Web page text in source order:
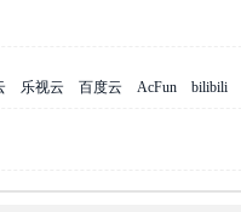
乐视云 百度云 AcFun bilibili